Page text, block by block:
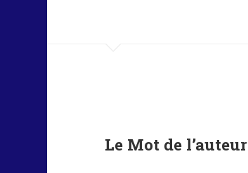
Le Mot de l’auteur